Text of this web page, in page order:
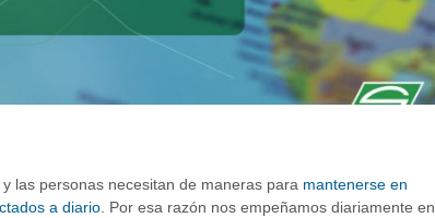
las personas necesitan de maneras para mantenerse en
a diario . Por esa razón nos empeñamos diariamente en